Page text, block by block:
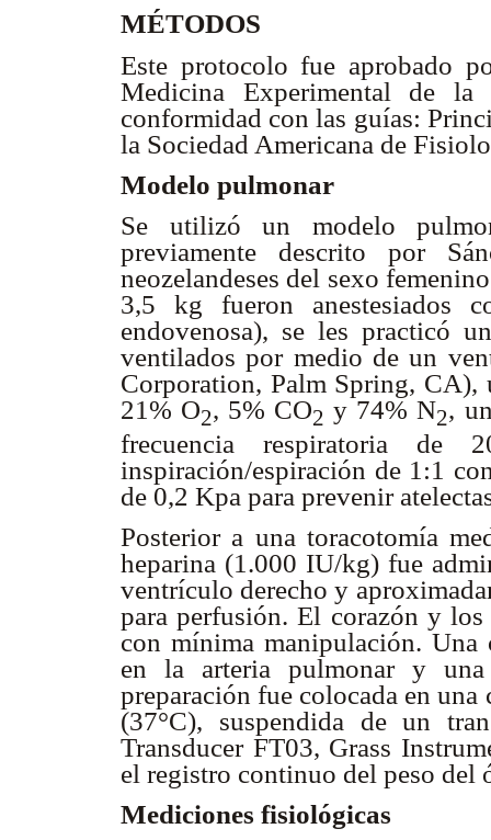
MÉTODOS
Este protocolo fue aprobado
Medicina Experimental de la
conformidad con las guías:
la Sociedad Americana de
Modelo pulmonar
Se utilizó un modelo
previamente descrito por
neozelandeses del sexo
3,5 kg fueron anestesiados
endovenosa), se les practicó
ventilados por medio de un
Corporation, Palm Spring, CA),
21% O2, 5% CO2 y 74% N2,
frecuencia respiratoria de
inspiración/espiración de 1:1
de 0,2 Kpa para prevenir
Posterior a una toracotomía
heparina (1.000 IU/kg) fue
ventrículo derecho y
para perfusión. El corazón y
con mínima manipulación. Una
en la arteria pulmonar y
preparación fue colocada en
(37°C), suspendida de un
Transducer FT03, Grass
el registro continuo del peso del
Mediciones fisiológicas